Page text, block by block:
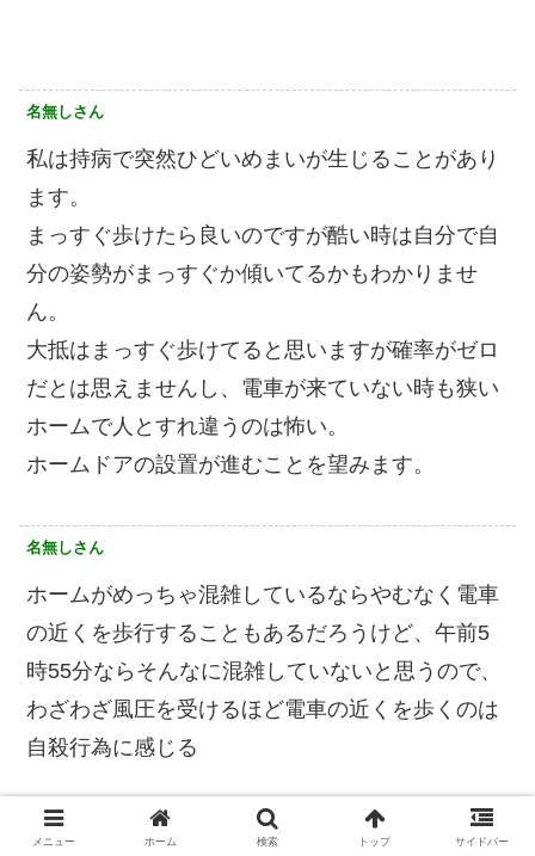
名無しさん
私は持病で突然ひどいめまいが生じることがあり
ます。
まっすぐ歩けたら良いのですが酷い時は自分で自
分の姿勢がまっすぐか傾いてるかもわかりませ
ん。
大抵はまっすぐ歩けてると思いますが確率がゼロ
だとは思えませんし、電車が来ていない時も狭い
ホームで人とすれ違うのは怖い。
ホームドアの設置が進むことを望みます。
名無しさん
ホームがめっちゃ混雑しているならやむなく電車
の近くを歩行することもあるだろうけど、午前5
時55分ならそんなに混雑していないと思うので、
わざわざ風圧を受けるほど電車の近くを歩くのは
自殺行為に感じる
名無しさん
メニュー ホーム 検索 トップ サイドバー